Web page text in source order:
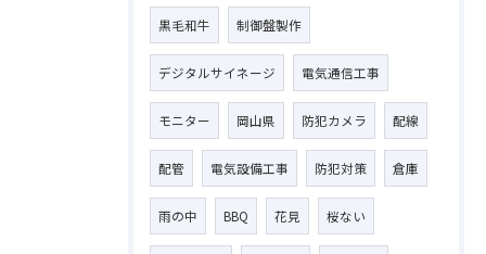
黒毛和牛 制御盤製作
デジタルサイネージ 電気通信工事
モニター 岡山県 防犯カメラ 配線
配管 電気設備工事 防犯対策 倉庫
雨の中 BBQ 花見 桜ない
お問い合わせはこちら